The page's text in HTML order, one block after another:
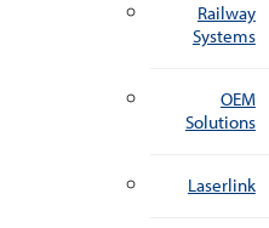
Railway
Systems
OEM
Solutions
Laserlink